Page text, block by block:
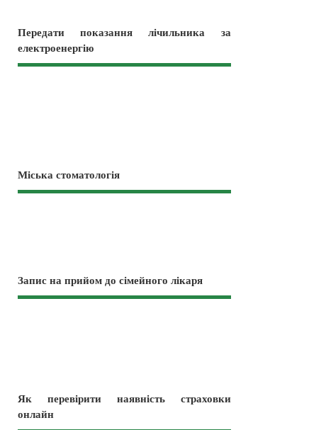
Передати показання лічильника за
електроенергію
Міська стоматологія
Запис на прийом до сімейного лікаря
Як перевірити наявність страховки
онлайн